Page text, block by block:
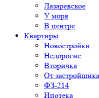
Лазаревское
У моря
В центре
Квартиры
Новостройки
Недорогие
Вторичка
От застройщика
ФЗ-214
Ипотека